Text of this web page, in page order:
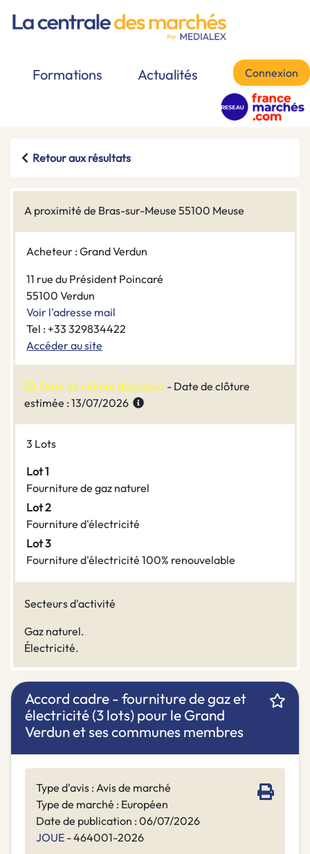
Formations Actualités Connexion
Retour aux résultats
A proximité de Bras-sur-Meuse 55100 Meuse
Acheteur : Grand Verdun
11 rue du Président Poincaré
55100 Verdun
Voir l'adresse mail
Tel : +33 329834422
Accéder au site
Date de clôture dépassée - Date de clôture
estimée : 13/07/2026
3 Lots
Lot 1
Fourniture de gaz naturel
Lot 2
Fourniture d'électricité
Lot 3
Fourniture d'électricité 100% renouvelable
Secteurs d'activité
Gaz naturel.
Électricité.
Accord cadre - fourniture de gaz et
électricité (3 lots) pour le Grand
Verdun et ses communes membres
Type d'avis : Avis de marché
Type de marché : Européen
Date de publication : 06/07/2026
JOUE - 464001-2026